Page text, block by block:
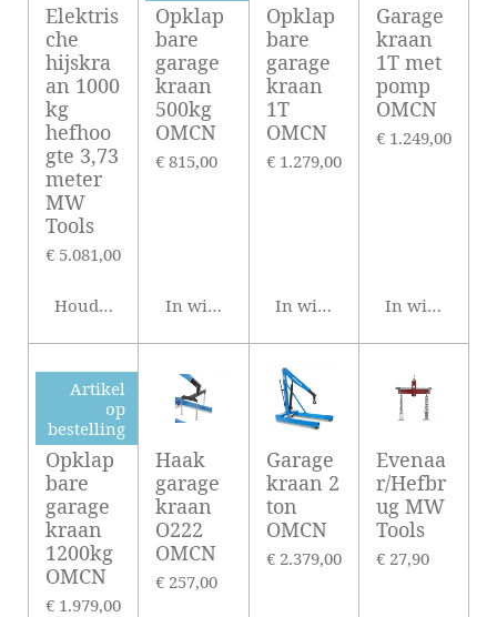
Elektris
che
hijskra
an 1000
kg
hefhoo
gte 3,73
meter
MW
Tools
€ 5.081,00
Houd mij op de hoogte
Opklap
bare
garage
kraan
500kg
OMCN
€ 815,00
In winkelwagen
Opklap
bare
garage
kraan
1T
OMCN
€ 1.279,00
In winkelwagen
Garage
kraan
1T met
pomp
OMCN
€ 1.249,00
In
Artikel
op
bestelling
Opklap
bare
garage
kraan
1200kg
OMCN
€ 1.979,00
Haak
garage
kraan
O222
OMCN
€ 257,00
Garage
kraan 2
ton
OMCN
€ 2.379,00
Evenaa
r/Hefbr
ug MW
Tools
€ 27,90